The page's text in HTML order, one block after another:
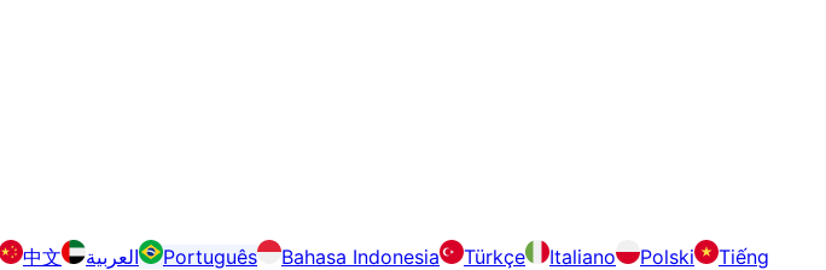
中文 العربية Português Bahasa Indonesia Türkçe Italiano Polski
Tiếng